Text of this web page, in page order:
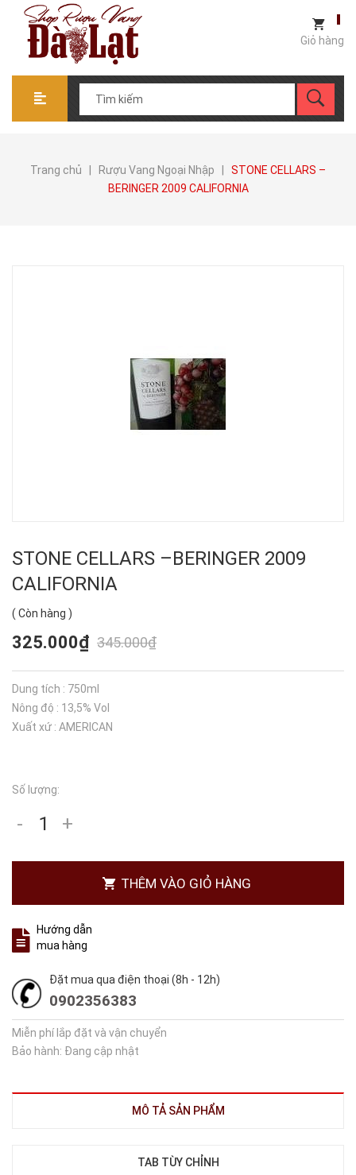
Giỏ hàng
Trang chủ Rượu Vang Ngoại Nhập
STONE CELLARS –
BERINGER 2009 CALIFORNIA
STONE CELLARS –BERINGER 2009
CALIFORNIA
( Còn hàng )
325.000₫ 345.000₫
Dung tích : 750ml
Nông độ : 13,5% Vol
Xuất xứ : AMERICAN
Số lượng:
- +
THÊM VÀO GIỎ HÀNG
Hướng dẫn
mua hàng
Đặt mua qua điện thoại (8h - 12h)
0902356383
Miễn phí lắp đặt và vận chuyển
Bảo hành: Đang cập nhật
MÔ TẢ SẢN PHẨM
TAB TÙY CHỈNH